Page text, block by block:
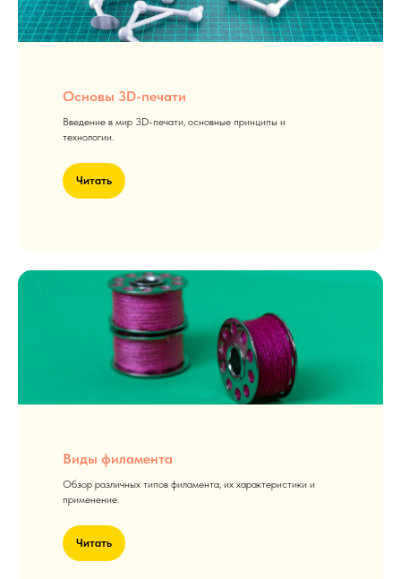
Основы 3D-печати
Введение в мир 3D-печати, основные принципы и
технологии.
Читать
Виды филамента
Обзор различных типов филамента, их характеристики и
применение.
Читать